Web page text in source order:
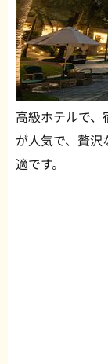
高級ホテルで
が人気で、贅
適です。